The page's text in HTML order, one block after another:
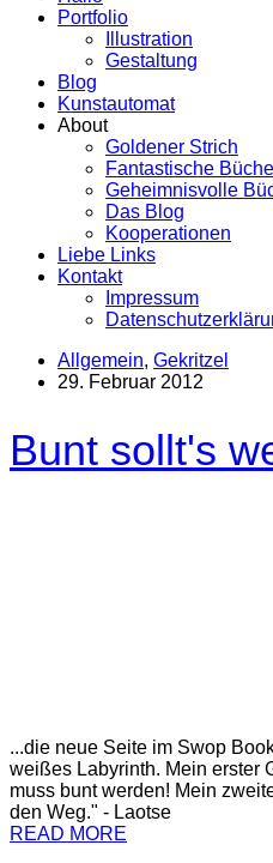
Portfolio
Illustration
Gestaltung
Blog
Kunstautomat
About
Goldener Strich
Fantastische
Geheimnisvolle
Das Blog
Kooperationen
Liebe Links
Kontakt
Impressum
Allgemein, Gekritzel
29. Februar 2012
Bunt sollt's
...die neue Seite im Swop
weißes Labyrinth. Mein erster
muss bunt werden! Mein
den Weg." - Laotse
READ MORE